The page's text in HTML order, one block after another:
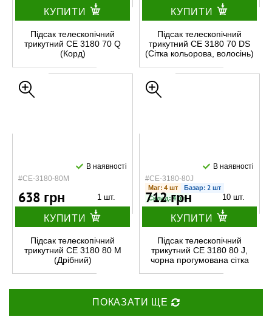
КУПИТИ
Підсак телескопічний
трикутний CE 3180 70 Q
(Корд)
КУПИТИ
Підсак телескопічний
трикутний CE 3180 70 DS
(Сітка кольорова, волосінь)
#CE-3180-80M
В наявності
638 грн 1 шт.
КУПИТИ
Підсак телескопічний
трикутний CE 3180 80 M
(Дрібний)
#CE-3180-80J
В наявності
Маг: 4 шт
Базар: 2 шт
Склад: 4 шт
712 грн 10 шт.
КУПИТИ
Підсак телескопічний
трикутний CE 3180 80 J,
чорна прогумована сітка
ПОКАЗАТИ ЩЕ